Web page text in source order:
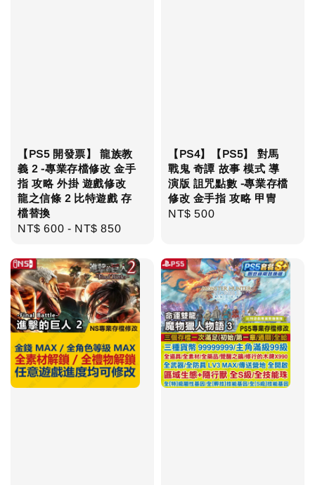
【PS5 開發票】 龍族教
義 2 -專業存檔修改 金手
指 攻略 外掛 遊戲修改
龍之信條 2 比特遊戲 存
檔替換
Regular
NT$ 600 - NT$ 850
【PS4】【PS5】 對馬
戰鬼 奇譚 故事 模式 導
演版 詛咒點數 -專業存檔
修改 金手指 攻略 甲冑
Regular
NT$ 500